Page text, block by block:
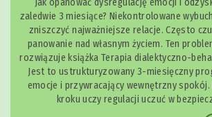
Jak opanować dysregulację emocji i
zaledwie 3 miesiące? Niekontrolowane
zniszczyć najważniejsze relacje. Często
panowanie nad własnym życiem. Ten
rozwiązuje książka Terapia dialektyczno-
Jest to ustrukturyzowany 3-miesięczny
emocje i przywracający wewnętrzny spokój.
kroku uczy regulacji uczuć w